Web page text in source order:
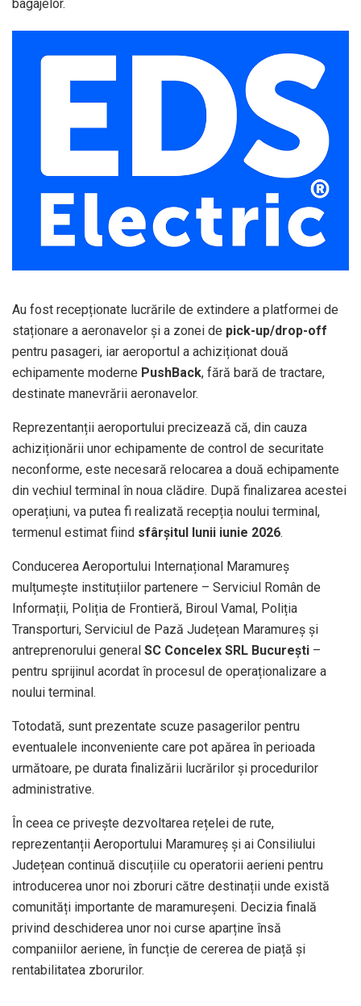
bagajelor.
Au fost recepționate lucrările de extindere a platformei de
staționare a aeronavelor și a zonei de pick-up/drop-off
pentru pasageri, iar aeroportul a achiziționat două
echipamente moderne PushBack, fără bară de tractare,
destinate manevrării aeronavelor.
Reprezentanții aeroportului precizează că, din cauza
achiziționării unor echipamente de control de securitate
neconforme, este necesară relocarea a două echipamente
din vechiul terminal în noua clădire. După finalizarea acestei
operațiuni, va putea fi realizată recepția noului terminal,
termenul estimat fiind sfârșitul lunii iunie 2026.
Conducerea Aeroportului Internațional Maramureș
mulțumește instituțiilor partenere – Serviciul Român de
Informații, Poliția de Frontieră, Biroul Vamal, Poliția
Transporturi, Serviciul de Pază Județean Maramureș și
antreprenorului general SC Concelex SRL București –
pentru sprijinul acordat în procesul de operaționalizare a
noului terminal.
Totodată, sunt prezentate scuze pasagerilor pentru
eventualele inconveniente care pot apărea în perioada
următoare, pe durata finalizării lucrărilor și procedurilor
administrative.
În ceea ce privește dezvoltarea rețelei de rute,
reprezentanții Aeroportului Maramureș și ai Consiliului
Județean continuă discuțiile cu operatorii aerieni pentru
introducerea unor noi zboruri către destinații unde există
comunități importante de maramureșeni. Decizia finală
privind deschiderea unor noi curse aparține însă
companiilor aeriene, în funcție de cererea de piață și
rentabilitatea zborurilor.